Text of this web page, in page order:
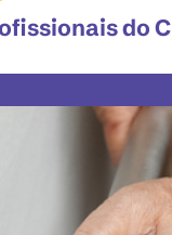
do